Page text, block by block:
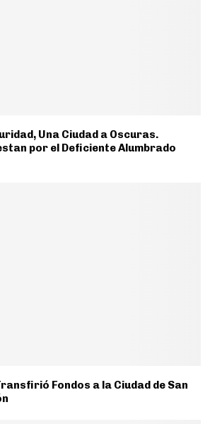
Una Ciudad a Oscuras.
por el Deficiente Alumbrado
Fondos a la Ciudad de San